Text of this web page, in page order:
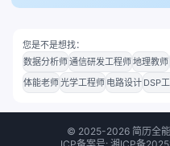
您是不是想找：
数据分析师通信研发工程师地理教师
体能老师光学工程师 电路设计 DSP
© 2025-2026简历全